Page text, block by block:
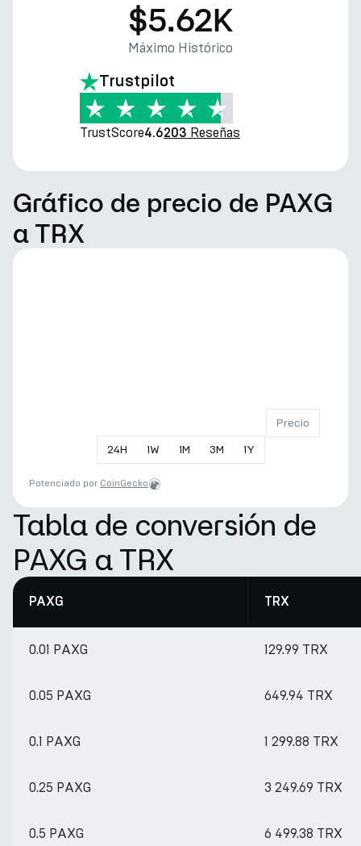
$5.62K
Máximo Histórico
Trustpilot
TrustScore4.6203 Reseñas
Gráfico de precio de PAXG
a TRX
24H 1W 1M 3M 1Y
Precio
Potenciado por CoinGecko
Tabla de conversión de
PAXG a TRX
PAXG TRX
0.01 PAXG 129.99 TRX
0.05 PAXG 649.94 TRX
0.1 PAXG 1 299.88 TRX
0.25 PAXG 3 249.69 TRX
0.5 PAXG 6 499.38 TRX